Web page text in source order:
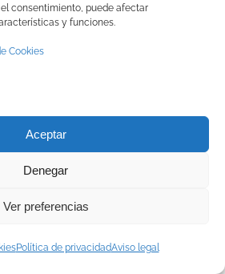
consentimiento, puede afectar
y funciones.
Cookies
Aceptar
Denegar
Ver preferencias
Política de privacidadAviso legal
(Centro de Recuperación de Aves
|Política de privacidad|Política de
Instagram
X